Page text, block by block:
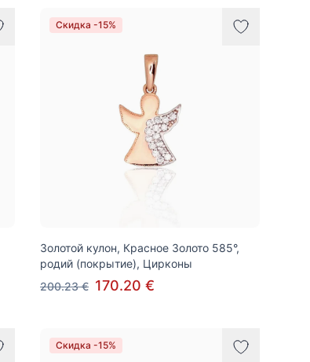
Скидка -15%
Золотой кулон, Красное Золото 585°,
родий (покрытие), Цирконы
200.23 € 170.20 €
Скидка -15%